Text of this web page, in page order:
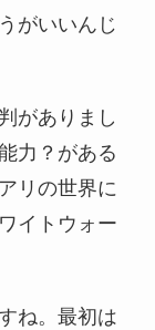
がいいんじ
がありまし
力？がある
リの世界に
イトウォー
ね。最初は